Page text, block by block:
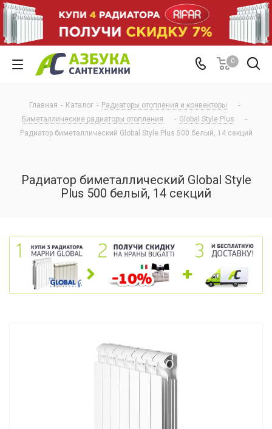
0
Главная - Каталог - Радиаторы отопления и конвекторы
-
Биметаллические радиаторы отопления
- Global Style Plus
-
Радиатор биметаллический Global Style Plus 500 белый, 14 секций
Радиатор биметаллический Global Style
Plus 500 белый, 14 секций